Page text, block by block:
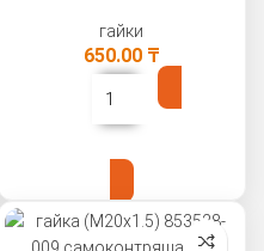
гайки
650.00 ₸